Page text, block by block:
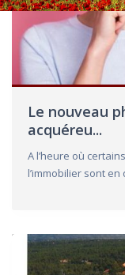
Le nouveau
acquéreu...
A l’heure où
l’immobilier sont